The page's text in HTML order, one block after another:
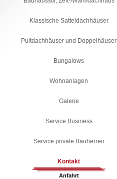
Klassische Satteldachhäuser
Pultdachhäuser und Doppelhäuser
Bungalows
Wohnanlagen
Galerie
Service Business
Service private Bauherren
Kontakt
Anfahrt